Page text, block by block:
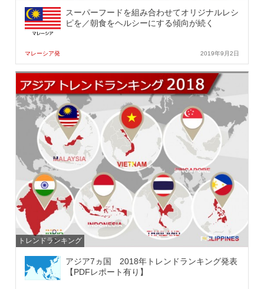
スーパーフードを組み合わせてオリジナルレシ
ピを／朝食をヘルシーにする傾向が続く
マレーシア発 2019年9月2日
トレンドランキング
アジア7ヵ国 2018年トレンドランキング発表
【PDFレポート有り】